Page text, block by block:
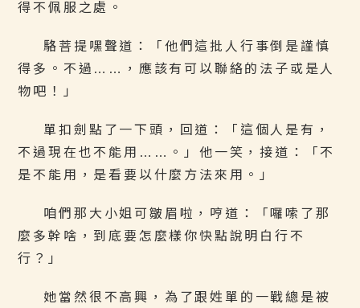
得不佩服之處。
駱菩提嘿聲道：「他們這批人行事倒是謹慎
得多。不過……，應該有可以聯絡的法子或是人
物吧！」
單扣劍點了一下頭，回道：「這個人是有，
不過現在也不能用……。」他一笑，接道：「不
是不能用，是看要以什麼方法來用。」
咱們那大小姐可皺眉啦，哼道：「囉嗦了那
麼多幹啥，到底要怎麼樣你快點說明白行不
行？」
她當然很不高興，為了跟姓單的一戰總是被